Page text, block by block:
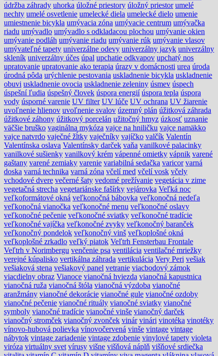
údržba záhrady uhorka úložné priestory úložný priestor umelé
nechty umelé osvetlenie umelecké diela umelecké dielo umenie
umiestnenie bicykla umývacia zóna umývacie centrum umývačka
riadu umývadlo umývadlo s odkladacou plochou umývanie okien
umývanie podláh umývanie riadu umývanie rúk umývanie vlasov
umývateľné tapety univerzálne odevy univerzálny jazyk univerzálny
skleník univerzálny účes úpal upchatie odkvapov upchatý nos
upratovanie upratovanie ako terapia úrazy v domácnosti urea úroda
úrodná pôda urýchlenie pestovania uskladnenie bicykla uskladnenie
obuvi uskladnenie ovocia uskladnenie zeleniny úsmev úspech
úspešní ľudia úspešný človek úspora energií úspora tepla úspora
vody úsporné varenie UV filter UV lúče UV ochrana UV žiarenie
uvoľnenie hlienov uvoľnenie svalov územný plán úžitková záhrada
úžitkové záhony úžitkový porcelán užitočný hmyz úzkosť uznanie
väčšie bruško vaginálna mykóza vajce na hniličku vajce namäkko
vajce natvrdo vaječné žĺtky vaječníky vajíčko valčík Valentín
Valentínska oslava Valentínsky darček vaňa vanilkové palacinky
vanilkové sušienky vanilkový krém vápenné omietky vápnik varené
gaštany varené zemiaky varenie variabilná sedačka varicor varná
doska varná technika varná zóna včelí med včelí vosk včely
vchodové dvere večerné šaty vedomé prežívanie vegetácia v zime
vegetačná strecha vegetariánske fašírky vejárovka Veľká noc
veľkoformátové okná veľkonočná bábovka veľkonočná nedeľa
veľkonočná vianočka veľkonočné menu veľkonočné oslavy
veľkonočné pečenie veľkonočné sviatky veľkonočné tradície
veľkonočné vajíčka veľkonočné zvyky veľkonočný baranček
veľkonočný pondelok veľkonočný vinš veľkoplošné okná
veľkoplošné zrkadlo veľký piatok Veľtrh Fensterbau Frontale
Veľtrh v Norimbergu venčenie psa ventilácia ventilačné mriežky
verejné kúpalisko vertikálna záhrada vertikulácia Very Peri vešiak
vešiaková stena vešiakový panel vetranie viacbodový zámok
viacdielny obraz Vianoce vianočná hviezda vianočná kapustnica
vianočná ruža vianočná štóla vianočná výzdoba vianočné
aranžmány vianočné dekorácie vianočné gule vianočné ozdoby
vianočné pečenie vianočné rituály vianočné sviatky vianočné
symboly vianočné tradície vianočné vinše vianočný darček
vianočný stromček vianočný zvonček vinár vinári vinotéka vinotéky
vínovo-hubová polievka vínovočervená vinše vintage vintage
nábytok vintage zariadenie vintage zdobenie vinylové tapety violeta
viróza virtuálny svet vírusy višne višňová náplň višňové srdiečka